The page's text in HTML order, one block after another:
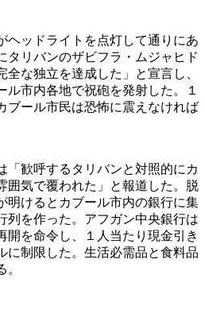
ヘッドライトを点灯して通りにあ
タリバンのザビフラ・ムジャヒド
な独立を達成した」と宣言し、
ル市内各地で祝砲を発射した。１
ブール市民は恐怖に震えなければ
「歓呼するタリバンと対照的にカ
囲気で覆われた」と報道した。脱
明けるとカブール市内の銀行に集
列を作った。アフガン中央銀行は
開を命令し、１人当たり現金引き
に制限した。生活必需品と食料品